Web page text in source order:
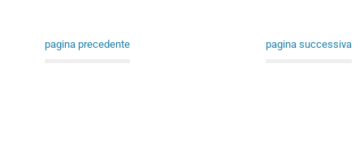
pagina precedente pagina successiva